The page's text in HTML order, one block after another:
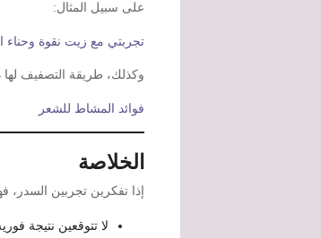
على سبيل المثال:
تجربتي مع زيت نقوة وحناء
وكذلك، طريقة التصفيف لها
فوائد المشاط للشعر
الخلاصة
إذا تفكرين تجربين السدر،
لا تتوقعين نتيجة